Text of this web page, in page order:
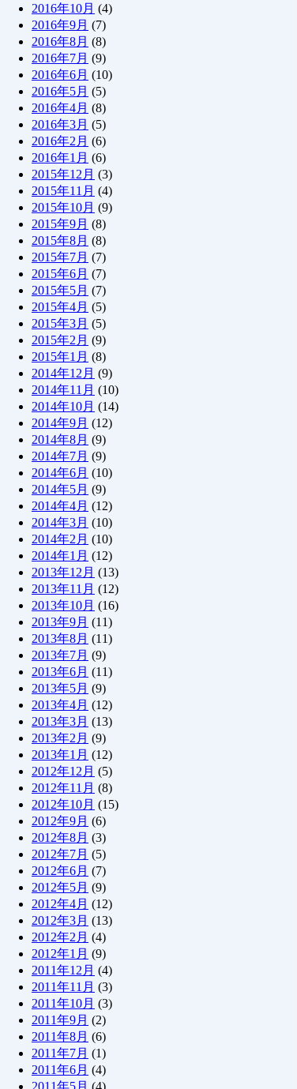
2016年10月 (4)
2016年9月 (7)
2016年8月 (8)
2016年7月 (9)
2016年6月 (10)
2016年5月 (5)
2016年4月 (8)
2016年3月 (5)
2016年2月 (6)
2016年1月 (6)
2015年12月 (3)
2015年11月 (4)
2015年10月 (9)
2015年9月 (8)
2015年8月 (8)
2015年7月 (7)
2015年6月 (7)
2015年5月 (7)
2015年4月 (5)
2015年3月 (5)
2015年2月 (9)
2015年1月 (8)
2014年12月 (9)
2014年11月 (10)
2014年10月 (14)
2014年9月 (12)
2014年8月 (9)
2014年7月 (9)
2014年6月 (10)
2014年5月 (9)
2014年4月 (12)
2014年3月 (10)
2014年2月 (10)
2014年1月 (12)
2013年12月 (13)
2013年11月 (12)
2013年10月 (16)
2013年9月 (11)
2013年8月 (11)
2013年7月 (9)
2013年6月 (11)
2013年5月 (9)
2013年4月 (12)
2013年3月 (13)
2013年2月 (9)
2013年1月 (12)
2012年12月 (5)
2012年11月 (8)
2012年10月 (15)
2012年9月 (6)
2012年8月 (3)
2012年7月 (5)
2012年6月 (7)
2012年5月 (9)
2012年4月 (12)
2012年3月 (13)
2012年2月 (4)
2012年1月 (9)
2011年12月 (4)
2011年11月 (3)
2011年10月 (3)
2011年9月 (2)
2011年8月 (6)
2011年7月 (1)
2011年6月 (4)
2011年5月 (4)